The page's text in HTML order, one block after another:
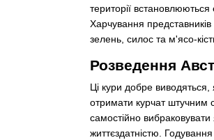
території
Харчування
зелень, силос та м'ясо-
Розведення
Ці кури добре
отримати курчат штучним
самостійно
життєздатністю.